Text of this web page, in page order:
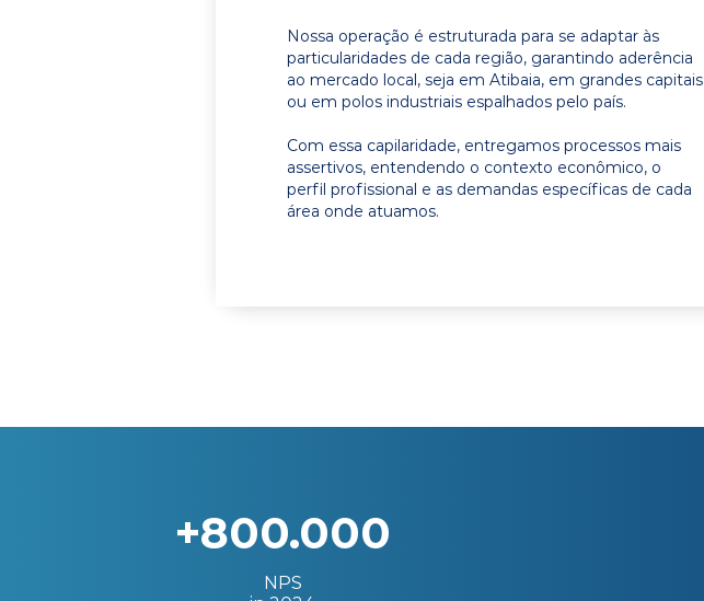
Nossa operação é estruturada para se adaptar às
particularidades de cada região, garantindo aderência
ao mercado local, seja em Atibaia, em grandes capitais
ou em polos industriais espalhados pelo país.
Com essa capilaridade, entregamos processos mais
assertivos, entendendo o contexto econômico, o
perfil profissional e as demandas específicas de cada
área onde atuamos.
+800.000
NPS